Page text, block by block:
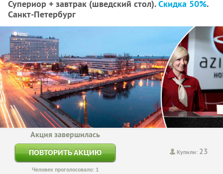
Супериор + завтрак (шведский стол).Скидка 50%.
Санкт-Петербург
Купили: 23
Акция завершилась
ПОВТОРИТЬ АКЦИЮ
Человек проголосовало: 1